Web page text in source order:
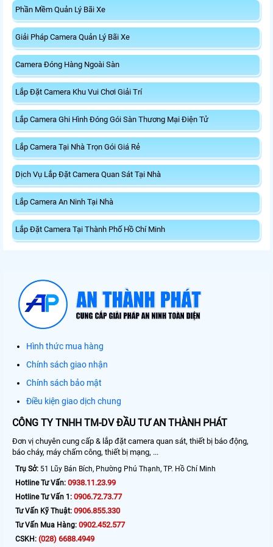
Phần Mềm Quản Lý Bãi Xe
Giải Pháp Camera Quản Lý Bãi Xe
Camera Đóng Hàng Ngoài Sàn
Lắp Đặt Camera Khu Vui Chơi Giải Trí
Lắp Camera Ghi Hình Đóng Gói Sàn Thương Mại Điện Tử
Lắp Camera Tại Nhà Trọn Gói Giá Rẻ
Dịch Vụ Lắp Đặt Camera Quan Sát Tại Nhà
Lắp Camera An Ninh Tại Nhà
Lắp Đặt Camera Tại Thành Phố Hồ Chí Minh
Hình thức mua hàng
Chính sách giao nhận
Chính sách bảo mật
Điều kiện giao dịch chung
CÔNG TY TNHH TM-DV ĐẦU TƯ AN THÀNH PHÁT
Đơn vị chuyên cung cấp & lắp đặt camera quan sát, thiết bị báo động,
báo cháy, máy chấm công, thiết bị mạng, ...
Trụ Sở: 51 Lũy Bán Bích, Phường Phú Thạnh, TP. Hồ Chí Minh
Hotline Tư Vấn: 0938.11.23.99
Hotline Tư Vấn 1: 0906.72.73.77
Tư Vấn Kỹ Thuật: 0906.855.330
Tư Vấn Mua Hàng: 0902.452.577
CSKH: (028) 6688.4949